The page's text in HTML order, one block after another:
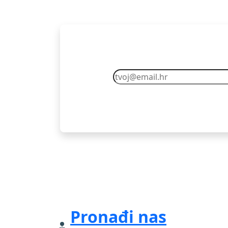
Pronađi nas